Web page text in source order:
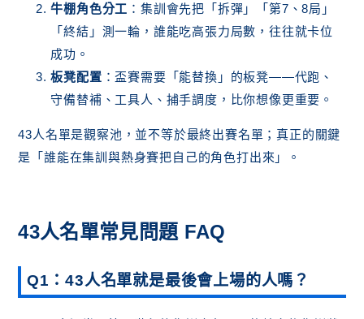
牛棚角色分工 ：集訓會先把「拆彈」「第7、8局」
「終結」測一輪，誰能吃高張力局數，往往就卡位
成功。
板凳配置 ：盃賽需要「能替換」的板凳——代跑、
守備替補、工具人、捕手調度，比你想像更重要。
43人名單是觀察池，並不等於最終出賽名單；真正的關鍵
是「誰能在集訓與熱身賽把自己的角色打出來」。
43人名單常見問題 FAQ
Q1：43人名單就是最後會上場的人嗎？